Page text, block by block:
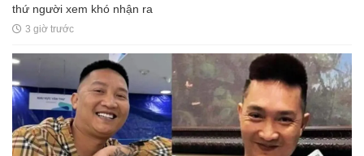
thứ người xem khó nhận ra
3 giờ trước